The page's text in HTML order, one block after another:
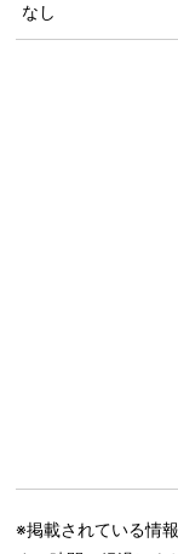
なし
※掲載されている情